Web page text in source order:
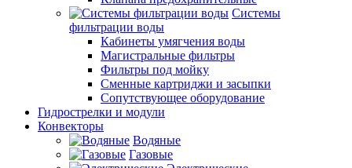
Системы
фильтрации воды
Кабинеты умягчения воды
Магистральные фильтры
Фильтры под мойку
Сменные картриджи и засыпки
Сопутствующее оборудование
Гидрострелки и модули
Конвекторы
Водяные
Газовые